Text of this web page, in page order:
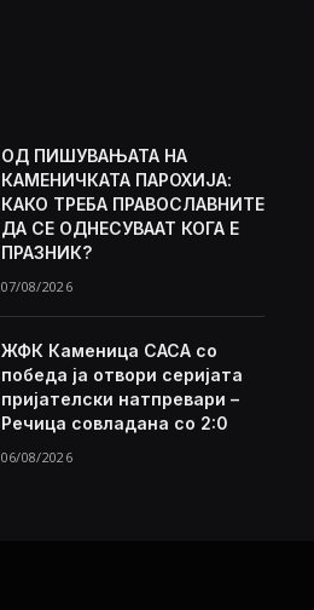
ОД ПИШУВАЊАТА НА
КАМЕНИЧКАТА ПАРОХИЈА:
КАКО ТРЕБА ПРАВОСЛАВНИТЕ
ДА СЕ ОДНЕСУВААТ КОГА Е
ПРАЗНИК?
07/08/2026
ЖФК Каменица САСА со
победа ја отвори серијата
пријателски натпревари –
Речица совладана со 2:0
06/08/2026